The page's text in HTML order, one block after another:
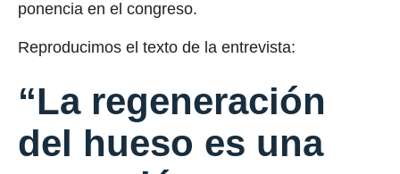
ponencia en el congreso.
Reproducimos el texto de la entrevista:
“La regeneración
del hueso es una